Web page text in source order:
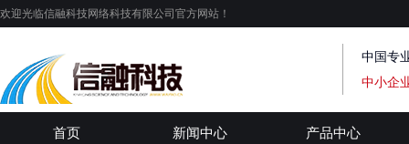
欢迎光临信融科技网络科技有限公司官方网站！
中国专
中小企
首页 新闻中心 产品中心